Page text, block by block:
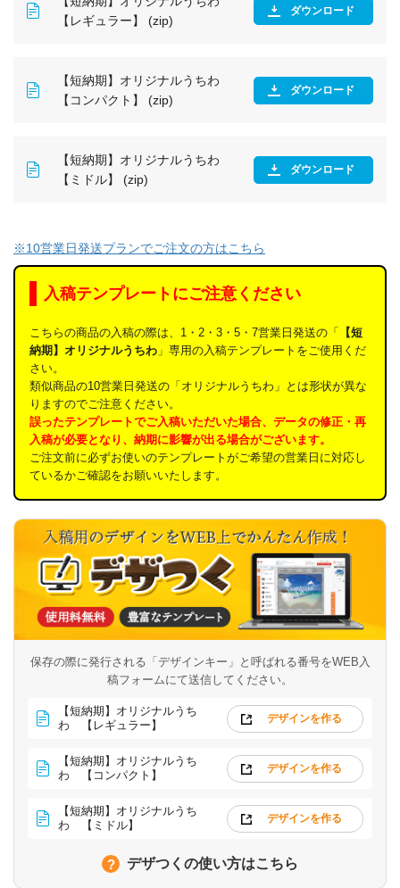
【レギュラー】 (zip)
ダウンロード
【短納期】オリジナルうちわ
【コンパクト】 (zip)
ダウンロード
【短納期】オリジナルうちわ
【ミドル】 (zip)
ダウンロード
※10営業日発送プランでご注文の方はこちら
入稿テンプレートにご注意ください
こちらの商品の入稿の際は、1・2・3・5・7営業日発送の「
【短
納期】オリジナルうちわ 」専用の入稿テンプレートをご使用くだ
さい。
類似商品の10営業日発送の「オリジナルうちわ」とは形状が異な
りますのでご注意ください。
誤ったテンプレートでご入稿いただいた場合、データの修正・再
入稿が必要となり、納期に影響が出る場合がございます。
ご注文前に必ずお使いのテンプレートがご希望の営業日に対応し
ているかご確認をお願いいたします。
保存の際に発行される「デザインキー」と呼ばれる番号をWEB入
稿フォームにて送信してください。
【短納期】オリジナルうち
わ 【レギュラー】
デザインを作る
【短納期】オリジナルうち
わ 【コンパクト】
デザインを作る
【短納期】オリジナルうち
わ 【ミドル】
デザインを作る
デザつくの使い方はこちら